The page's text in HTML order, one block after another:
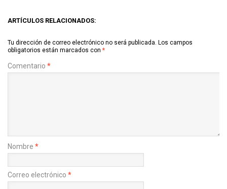
ARTÍCULOS RELACIONADOS:
Tu dirección de correo electrónico no será publicada. Los campos
obligatorios están marcados con *
Comentario *
Nombre *
Correo electrónico *